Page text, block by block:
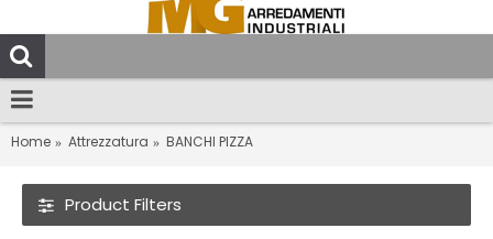
Home Attrezzatura BANCHI PIZZA
Product Filters